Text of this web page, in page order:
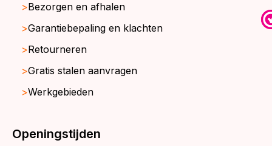
Bezorgen en afhalen
Garantiebepaling en klachten
Retourneren
Gratis stalen aanvragen
Werkgebieden
Openingstijden